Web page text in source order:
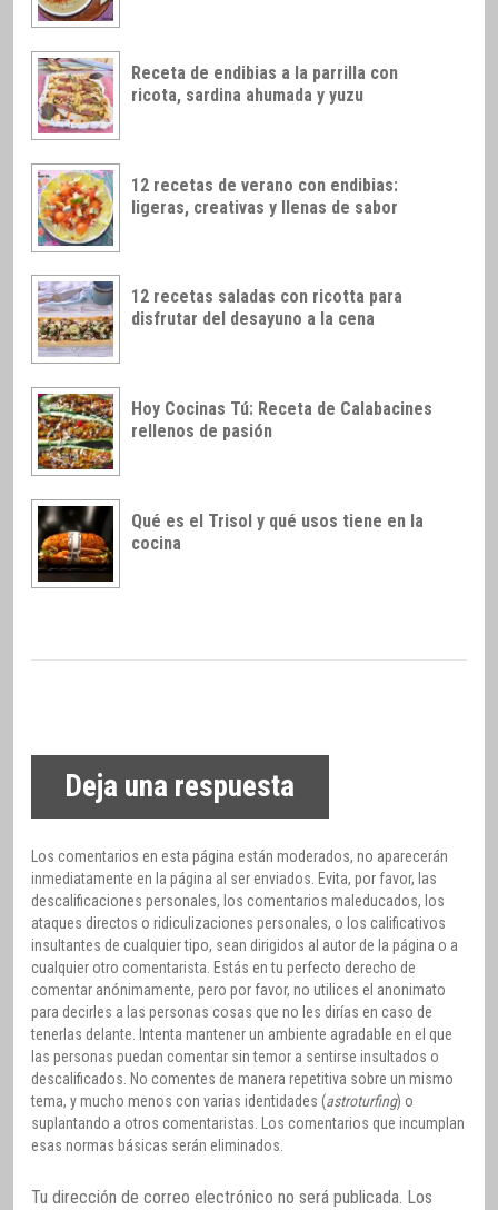
Receta de endibias a la parrilla con
ricota, sardina ahumada y yuzu
12 recetas de verano con endibias:
ligeras, creativas y llenas de sabor
12 recetas saladas con ricotta para
disfrutar del desayuno a la cena
Hoy Cocinas Tú: Receta de Calabacines
rellenos de pasión
Qué es el Trisol y qué usos tiene en la
cocina
Deja una respuesta
Los comentarios en esta página están moderados, no aparecerán
inmediatamente en la página al ser enviados. Evita, por favor, las
descalificaciones personales, los comentarios maleducados, los
ataques directos o ridiculizaciones personales, o los calificativos
insultantes de cualquier tipo, sean dirigidos al autor de la página o a
cualquier otro comentarista. Estás en tu perfecto derecho de
comentar anónimamente, pero por favor, no utilices el anonimato
para decirles a las personas cosas que no les dirías en caso de
tenerlas delante. Intenta mantener un ambiente agradable en el que
las personas puedan comentar sin temor a sentirse insultados o
descalificados. No comentes de manera repetitiva sobre un mismo
tema, y mucho menos con varias identidades (astroturfing) o
suplantando a otros comentaristas. Los comentarios que incumplan
esas normas básicas serán eliminados.
Tu dirección de correo electrónico no será publicada. Los